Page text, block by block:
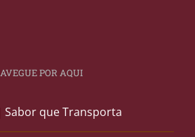
POR AQUI
Sabor que Transporta